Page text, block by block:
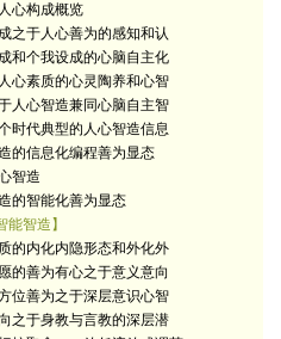
心构成概览
之于人心善为的感知和认
和个我设成的心脑自主化
心素质的心灵陶养和心智
人心智造兼同心脑自主智
时代典型的人心智造信息
的信息化编程善为显态
智造
的智能化善为显态
能智造】
的内化内隐形态和外化外
的善为有心之于意义意向
位善为之于深层意识心智
之于身教与言教的深层潜